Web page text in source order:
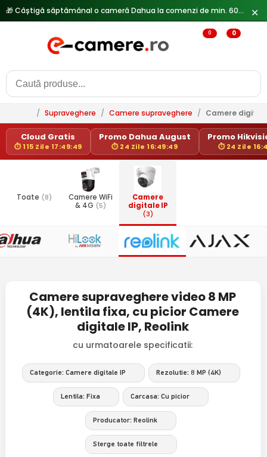
🎁 Câștigă săptămânal o cameră Dahua la comenzi de min. 600 lei — ✕
0 0
/ Supraveghere / Camere supraveghere / Camere
Cloud Gratis
⏱ 115 Zile 17:49:49
Promo Dahua August
⏱ 24 Zile 16:49:49
Promo
⏱ 24 Zile
Toate (8)
Camere WiFi
& 4G (5)
Camere
digitale IP
(3)
Camere supraveghere video 8 MP
(4K), lentila fixa, cu picior Camere
digitale IP, Reolink
cu urmatoarele specificatii:
Categorie: Camere digitale IP Rezolutie: 8 MP (4K)
Lentila: Fixa Carcasa: Cu picior
Producator: Reolink
Sterge toate filtrele